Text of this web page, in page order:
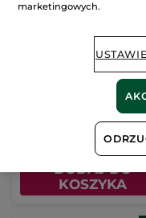
Woda toaletowa
249.00 zł
DODAJ DO
KOSZYKA
marketingowych.